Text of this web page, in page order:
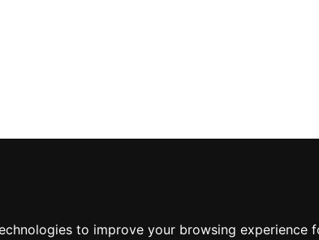
to improve your browsing experience